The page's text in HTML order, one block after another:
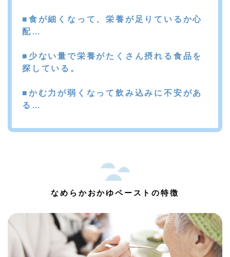
■食が細くなって、栄養が足りているか心
配…
■少ない量で栄養がたくさん摂れる食品を
探している。
■かむ力が弱くなって飲み込みに不安があ
る…
なめらかおかゆペーストの特徴